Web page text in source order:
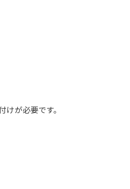
が必要です。